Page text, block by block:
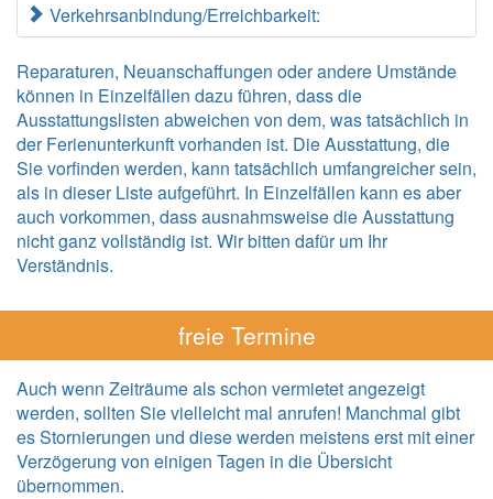
Verkehrsanbindung/Erreichbarkeit:
Reparaturen, Neuanschaffungen oder andere Umstände
können in Einzelfällen dazu führen, dass die
Ausstattungslisten abweichen von dem, was tatsächlich in
der Ferienunterkunft vorhanden ist. Die Ausstattung, die
Sie vorfinden werden, kann tatsächlich umfangreicher sein,
als in dieser Liste aufgeführt. In Einzelfällen kann es aber
auch vorkommen, dass ausnahmsweise die Ausstattung
nicht ganz vollständig ist. Wir bitten dafür um Ihr
Verständnis.
freie Termine
Auch wenn Zeiträume als schon vermietet angezeigt
werden, sollten Sie vielleicht mal anrufen! Manchmal gibt
es Stornierungen und diese werden meistens erst mit einer
Verzögerung von einigen Tagen in die Übersicht
übernommen.